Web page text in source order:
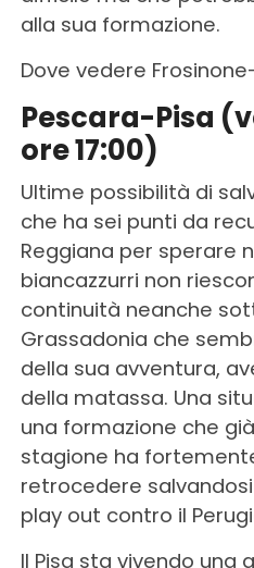
alla sua formazione.
Dove vedere
Pescara-Pisa
ore 17:00)
Ultime possibilità di
che ha sei punti da
Reggiana per sperare
biancazzurri non
continuità neanche
Grassadonia che
della sua avventura,
della matassa. Una
una formazione che
stagione ha
retrocedere
play out contro il
Il Pisa sta vivendo una